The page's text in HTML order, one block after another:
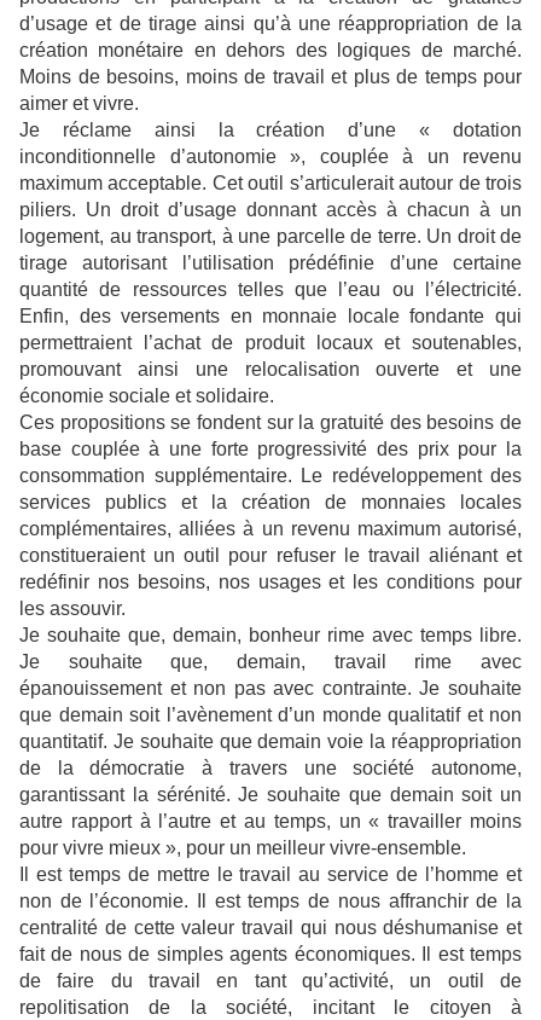
d’usage et de tirage ainsi qu’à une réappropriation de la
création monétaire en dehors des logiques de marché.
Moins de besoins, moins de travail et plus de temps pour
aimer et vivre.
Je réclame ainsi la création d’une « dotation
inconditionnelle d’autonomie », couplée à un revenu
maximum acceptable. Cet outil s’articulerait autour de trois
piliers. Un droit d’usage donnant accès à chacun à un
logement, au transport, à une parcelle de terre. Un droit de
tirage autorisant l’utilisation prédéfinie d’une certaine
quantité de ressources telles que l’eau ou l’électricité.
Enfin, des versements en monnaie locale fondante qui
permettraient l’achat de produit locaux et soutenables,
promouvant ainsi une relocalisation ouverte et une
économie sociale et solidaire.
Ces propositions se fondent sur la gratuité des besoins de
base couplée à une forte progressivité des prix pour la
consommation supplémentaire. Le redéveloppement des
services publics et la création de monnaies locales
complémentaires, alliées à un revenu maximum autorisé,
constitueraient un outil pour refuser le travail aliénant et
redéfinir nos besoins, nos usages et les conditions pour
les assouvir.
Je souhaite que, demain, bonheur rime avec temps libre.
Je souhaite que, demain, travail rime avec
épanouissement et non pas avec contrainte. Je souhaite
que demain soit l’avènement d’un monde qualitatif et non
quantitatif. Je souhaite que demain voie la réappropriation
de la démocratie à travers une société autonome,
garantissant la sérénité. Je souhaite que demain soit un
autre rapport à l’autre et au temps, un « travailler moins
pour vivre mieux », pour un meilleur vivre-ensemble.
Il est temps de mettre le travail au service de l’homme et
non de l’économie. Il est temps de nous affranchir de la
centralité de cette valeur travail qui nous déshumanise et
fait de nous de simples agents économiques. Il est temps
de faire du travail en tant qu’activité, un outil de
repolitisation de la société, incitant le citoyen à